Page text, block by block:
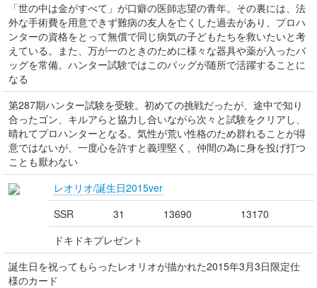
「世の中は金がすべて」が口癖の医師志望の青年。その裏には、法
外な手術費を用意できず難病の友人を亡くした過去があり、プロハ
ンターの資格をとって無償で同じ病気の子どもたちを救いたいと考
えている。また、万が一のときのために様々な器具や薬が入ったバ
ッグを常備。ハンター試験ではこのバッグが随所で活躍することに
なる
第287期ハンター試験を受験。初めての挑戦だったが、途中で知り
合ったゴン、キルアらと協力し合いながら次々と試験をクリアし、
晴れてプロハンターとなる。気性が荒い性格のため群れることが得
意ではないが、一度心を許すと義理堅く、仲間の為に身を投げ打つ
ことも厭わない
レオリオ/誕生日2015ver
SSR
31 13690
13170
ドキドキプレゼント
誕生日を祝ってもらったレオリオが描かれた2015年3月3日限定仕
様のカード